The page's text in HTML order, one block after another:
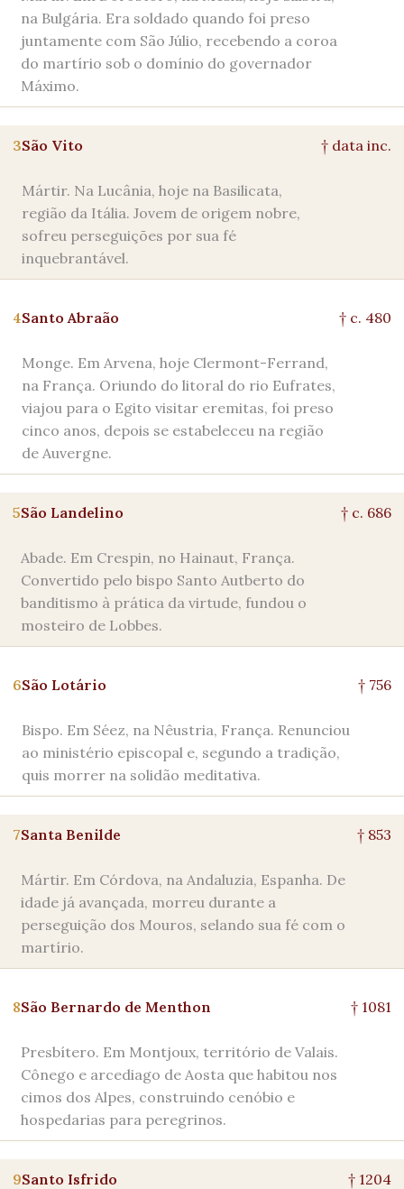
na Bulgária. Era soldado quando foi preso
juntamente com São Júlio, recebendo a coroa
do martírio sob o domínio do governador
Máximo.
3São Vito
Mártir. Na Lucânia, hoje na Basilicata,
região da Itália. Jovem de origem nobre,
sofreu perseguições por sua fé
inquebrantável.
† data inc.
4Santo Abraão
Monge. Em Arvena, hoje Clermont-Ferrand,
na França. Oriundo do litoral do rio Eufrates,
viajou para o Egito visitar eremitas, foi preso
cinco anos, depois se estabeleceu na região
de Auvergne.
† c. 480
5São Landelino
Abade. Em Crespin, no Hainaut, França.
Convertido pelo bispo Santo Autberto do
banditismo à prática da virtude, fundou o
mosteiro de Lobbes.
† c. 686
6São Lotário
Bispo. Em Séez, na Nêustria, França. Renunciou
ao ministério episcopal e, segundo a tradição,
quis morrer na solidão meditativa.
† 756
7Santa Benilde
Mártir. Em Córdova, na Andaluzia, Espanha. De
idade já avançada, morreu durante a
perseguição dos Mouros, selando sua fé com o
martírio.
† 853
8São Bernardo de Menthon
Presbítero. Em Montjoux, território de Valais.
Cônego e arcediago de Aosta que habitou nos
cimos dos Alpes, construindo cenóbio e
hospedarias para peregrinos.
† 1081
9Santo Isfrido † 1204